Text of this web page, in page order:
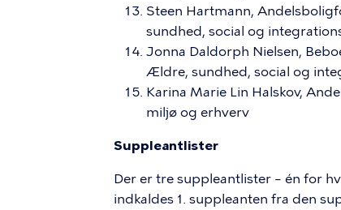
Steen Hartmann,
sundhed, social og
Jonna Daldorph Nielsen,
Ældre, sundhed, social og
Karina Marie Lin Halskov,
miljø og erhverv
Suppleantlister
Der er tre suppleantlister – én for
indkaldes 1. suppleanten fra den